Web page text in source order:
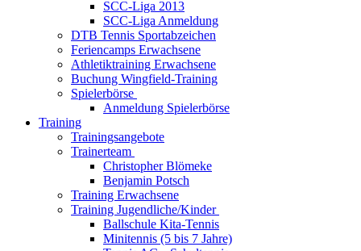
SCC-Liga 2013
SCC-Liga Anmeldung
DTB Tennis Sportabzeichen
Feriencamps Erwachsene
Athletiktraining Erwachsene
Buchung Wingfield-Training
Spielerbörse
Anmeldung Spielerbörse
Training
Trainingsangebote
Trainerteam
Christopher Blömeke
Benjamin Potsch
Training Erwachsene
Training Jugendliche/Kinder
Ballschule Kita-Tennis
Minitennis (5 bis 7 Jahre)